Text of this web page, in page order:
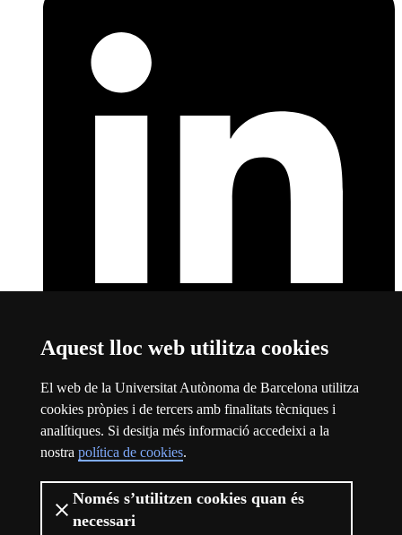
Aquest lloc web utilitza cookies
El web de la Universitat Autònoma de Barcelona utilitza
cookies pròpies i de tercers amb finalitats tècniques i
analítiques. Si desitja més informació accedeixi a la
nostra política de cookies.
Només s’utilitzen cookies quan és
necessari
LinkedInAquest enllaç s'obre en una finestra nova
Sobre el web
Universitat Autònoma de Barcelona
Avís legalAquest enllaç s'obre en una finestra nova
Protecció de dadesAquest enllaç s'obre en una finestra nova
Sobre el webAquest enllaç s'obre en una finestra nova
Accessibilitat webAquest enllaç s'obre en una finestra nova
La UAB és una universitat jove, pública i capdavantera. Líder als